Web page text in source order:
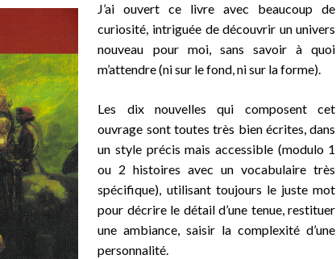
J’ai ouvert ce livre avec beaucoup de
curiosité, intriguée de découvrir un univers
nouveau pour moi, sans savoir à quoi
m’attendre (ni sur le fond, ni sur la forme).
Les dix nouvelles qui composent cet
ouvrage sont toutes très bien écrites, dans
un style précis mais accessible (modulo 1
ou 2 histoires avec un vocabulaire très
spécifique), utilisant toujours le juste mot
pour décrire le détail d’une tenue, restituer
une ambiance, saisir la complexité d’une
personnalité.